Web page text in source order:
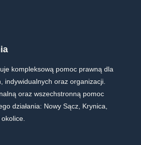
kompleksową pomoc prawną dla
indywidualnych oraz organizacji.
oraz wszechstronną pomoc
działania: Nowy Sącz, Krynica,